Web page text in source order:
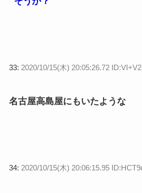
33: 2020/10/15(木) 20:05:26.72
名古屋高島屋にもいたような
34: 2020/10/15(木) 20:06:15.95